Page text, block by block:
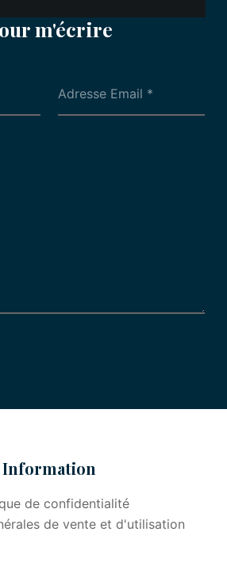
m'écrire
Information
de confidentialité
de vente et d'utilisation